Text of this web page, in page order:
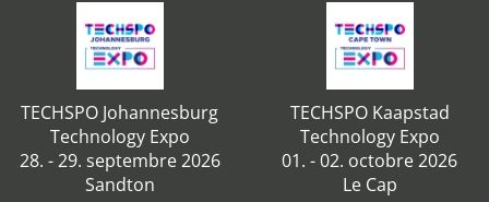
TECHSPO Johannesburg
Technology Expo
28. - 29. septembre 2026
Sandton
TECHSPO Kaapstad
Technology Expo
01. - 02. octobre 2026
Le Cap